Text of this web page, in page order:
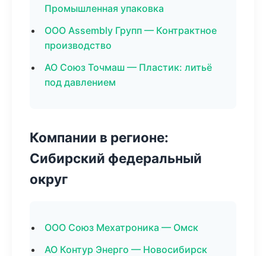
Промышленная упаковка
ООО Assembly Групп — Контрактное
производство
АО Союз Точмаш — Пластик: литьё
под давлением
Компании в регионе:
Сибирский федеральный
округ
ООО Союз Мехатроника — Омск
АО Контур Энерго — Новосибирск